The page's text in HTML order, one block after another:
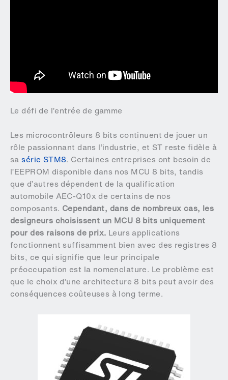
Le défi de l’entrée de gamme
Les microcontrôleurs 8 bits continuent de jouer un
rôle passionnant dans l’industrie, et ST reste fidèle à
sasérie STM8. Certaines entreprises ont besoin de
l’EEPROM disponible dans nos MCU 8 bits, tandis
que d’autres dépendent de la qualification
automobile AEC-Q10x de certains de nos
composants. Cependant, dans de nombreux cas, les
designeurs choisissent un MCU 8 bits uniquement
pour des raisons de prix. Leurs applications
fonctionnent suffisamment bien avec des registres 8
bits, ce qui signifie que leur principale
préoccupation est la nomenclature. Le problème est
que le choix d’une architecture 8 bits peut avoir des
conséquences coûteuses à long terme.